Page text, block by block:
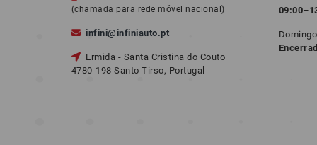
(chamada para rede móvel nacional)
infini@infiniauto.pt
Ermida - Santa Cristina do Couto
4780-198 Santo Tirso, Portugal
Domingo